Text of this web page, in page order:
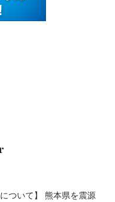
ついて】
熊本県を震源